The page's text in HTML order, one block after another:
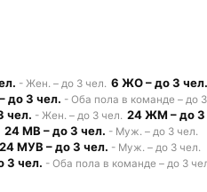
- Жен. – до 3 чел. 6 ЖО – до 3 чел.
до 3 чел. - Оба пола в команде – до
чел. - Жен. – до 3 чел. 24 ЖМ – до 3
24 МВ – до 3 чел. - Муж. – до 3 чел.
24 МУВ – до 3 чел. - Муж. – до 3 чел.
3 чел. - Оба пола в команде – до 3